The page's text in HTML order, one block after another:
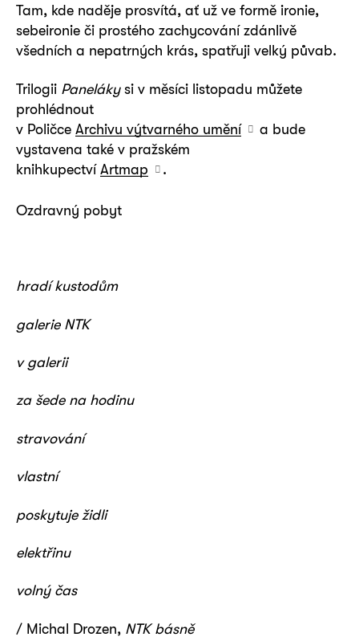
Tam, kde naděje prosvítá, ať už ve formě ironie,
sebeironie či prostého zachycování zdánlivě
všedních a nepatrných krás, spatřuji velký půvab.
Trilogii Panelákysi v měsíci listopadu můžete
prohlédnout
v Poličce Archivu výtvarného umění
a bude
vystavena také v pražském
knihkupectvíArtmap .
Ozdravný pobyt
hradí kustodům
galerie NTK
v galerii
za šede na hodinu
stravování
vlastní
poskytuje židli
elektřinu
volný čas
/ Michal Drozen, NTK básně